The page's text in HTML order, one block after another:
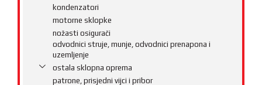
kondenzatori
motorne sklopke
nožasti osigurači
odvodnici struje, munje, odvodnici prenapona i
uzemljenje
ostala sklopna oprema
patrone, prisjedni vijci i pribor